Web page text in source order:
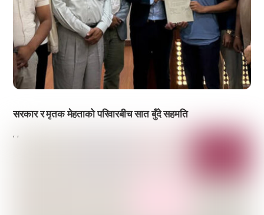
सरकार र मृतक मेहताको परिवारबीच सात बुँदे सहमति
, ,